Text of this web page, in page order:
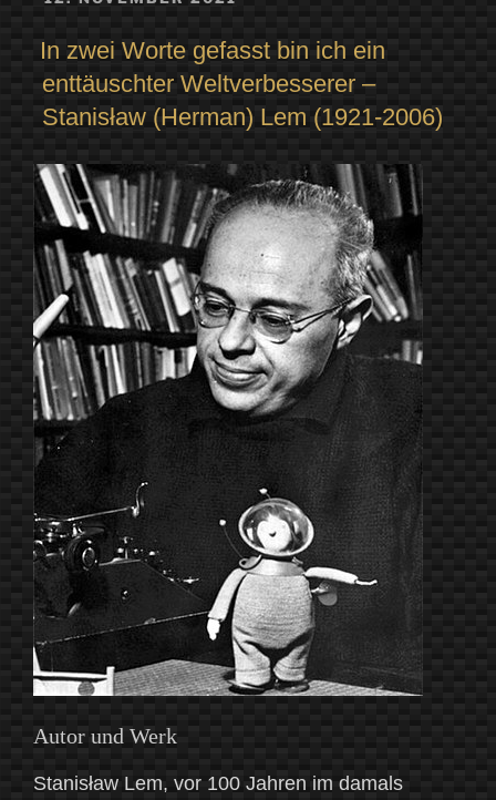
In zwei Worte gefasst bin ich ein
enttäuschter Weltverbesserer –
Stanisław (Herman) Lem (1921-2006)
Autor und Werk
Stanisław Lem, vor 100 Jahren im damals